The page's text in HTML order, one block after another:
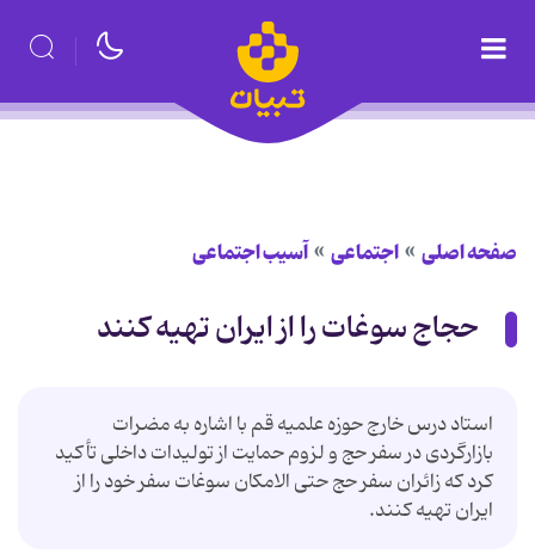
صفحه اصلی اجتماعی آسیب اجتماعی
حجاج سوغات را از ایران تهیه کنند
استاد درس خارج حوزه علمیه قم با اشاره به مضرات
بازارگردی در سفر حج و لزوم حمایت از تولیدات داخلی تأکید
کرد که زائران سفر حج حتی الامکان سوغات سفر خود را از
ایران تهیه کنند.